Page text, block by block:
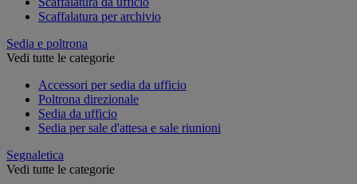
Scaffalatura per archivio
Sedia e poltrona
Vedi tutte le categorie
Accessori per sedia da ufficio
Poltrona direzionale
Sedia da ufficio
Sedia per sale d'attesa e sale riunioni
Segnaletica
Vedi tutte le categorie